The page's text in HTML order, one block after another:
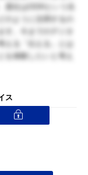
貴社はOOHという生
のように活用するの
す。今までのデジタ
える「伝える」とは
を体験したいと考え
ス